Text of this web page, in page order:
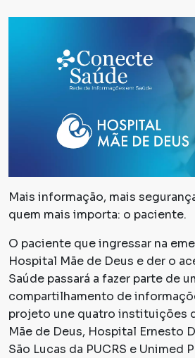
Mais informação, mais
quem mais importa: o paciente.
O paciente que ingressar na
Hospital Mãe de Deus e der o
Saúde passará a fazer parte de
compartilhamento de
projeto une quatro instituições
Mãe de Deus, Hospital Ernesto
São Lucas da PUCRS e Unimed